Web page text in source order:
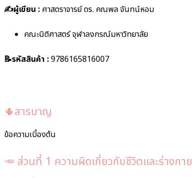
✍️ผู้เขียน : ศาสตราจารย์ ดร. คณพล จันทน์หอม
คณะนิติศาสตร์ จุฬาลงกรณ์มหาวิทยาลัย
📝รหัสสินค้า :9786165816007
🌵สารบาญ
ข้อความเบิ้องต้น
🥕 ส่วนที่ 1 ความผิดเกี่ยวกับชีวิตและร่างกาย